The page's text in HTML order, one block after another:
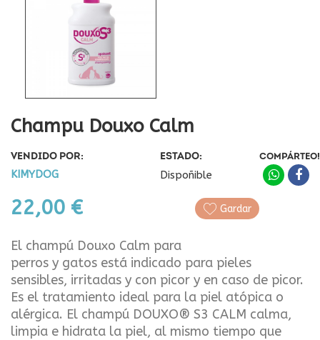
Champu Douxo Calm
VENDIDO POR:
KIMYDOG
ESTADO:
Dispoñible
22,00 €
COMPÁRTEO!
Gardar
El champú Douxo Calm para
perros y gatos está indicado para pieles
sensibles, irritadas y con picor y en caso de picor.
Es el tratamiento ideal para la piel atópica o
alérgica. El champú DOUXO® S3 CALM calma,
limpia e hidrata la piel, al mismo tiempo que